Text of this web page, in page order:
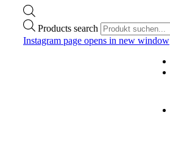
Products search
Instagram page opens in new window